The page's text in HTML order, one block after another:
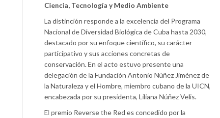
Ciencia, Tecnología y Medio Ambiente
La distinción responde a la excelencia del Programa
Nacional de Diversidad Biológica de Cuba hasta 2030,
destacado por su enfoque científico, su carácter
participativo y sus acciones concretas de
conservación. En el acto estuvo presente una
delegación de la Fundación Antonio Núñez Jiménez de
la Naturaleza y el Hombre, miembro cubano de la UICN,
encabezada por su presidenta, Liliana Núñez Velis.
El premio Reverse the Red es concedido por la